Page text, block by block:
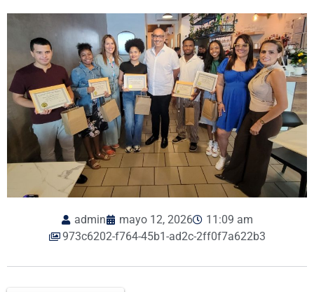
admin mayo 12, 2026
11:09 am
973c6202-f764-45b1-ad2c-2ff0f7a622b3